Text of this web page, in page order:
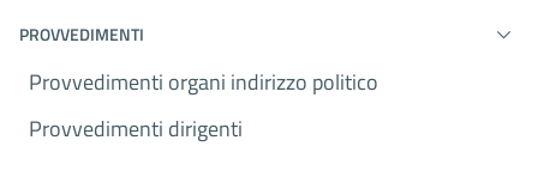
PROVVEDIMENTI
Provvedimenti organi indirizzo politico
Provvedimenti dirigenti